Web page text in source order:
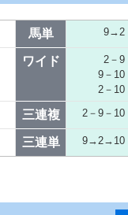
馬単 9→2
ワイド
2－9
9－10
2－10
三連複 2－9－10
三連単 9→2→10